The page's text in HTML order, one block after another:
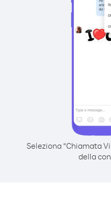
Seleziona “Chiamata
della